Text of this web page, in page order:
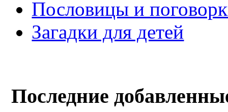
Пословицы и
Загадки для детей
Последние